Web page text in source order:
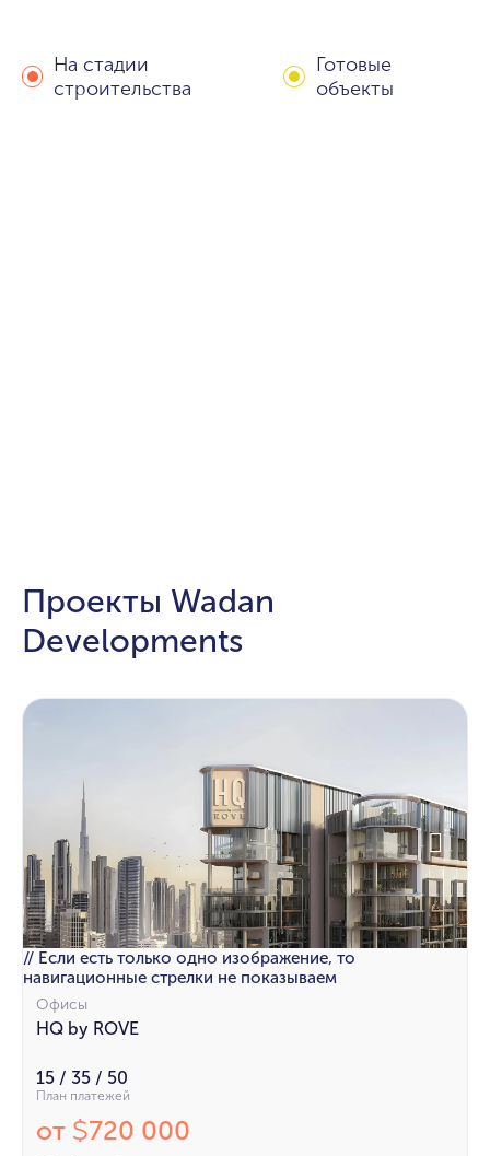
На стадии
строительства
Готовые
объекты
Проекты Wadan
Developments
// Если есть только одно изображение, то
навигационные стрелки не показываем
Офисы
HQ by ROVE
15 / 35 / 50
План платежей
от $720 000